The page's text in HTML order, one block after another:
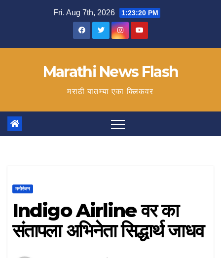
Fri. Aug 7th, 2026 1:23:21 PM
Marathi News Flash
मराठी बातम्या एका क्लिकवर
मनोरंजन
Indigo Airline वर का
संतापला अभिनेता सिद्धार्थ जाधव